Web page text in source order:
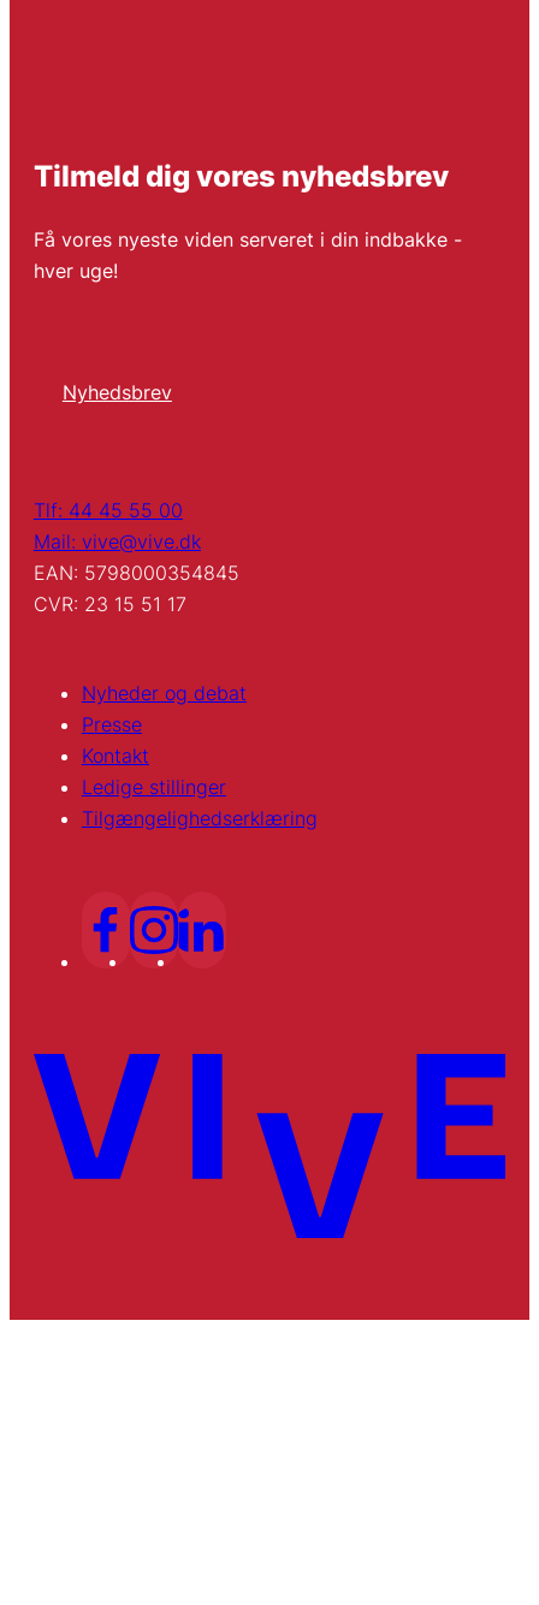
Tilmeld dig vores nyhedsbrev
Få vores nyeste viden serveret i din indbakke -
hver uge!
Nyhedsbrev
Tlf: 44 45 55 00
Mail: vive@vive.dk
EAN: 5798000354845
CVR: 23 15 51 17
Nyheder og debat
Presse
Kontakt
Ledige stillinger
Tilgængelighedserklæring